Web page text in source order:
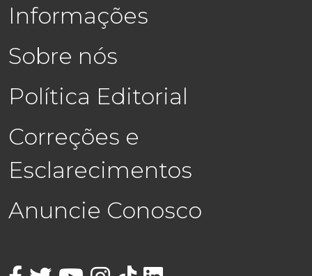
Informações
Sobre nós
Política Editorial
Correções e
Esclarecimentos
Anuncie Conosco